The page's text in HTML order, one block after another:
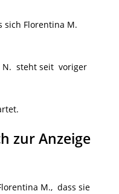
sich Florentina M.
N. steht seit voriger
zur Anzeige
M., dass sie